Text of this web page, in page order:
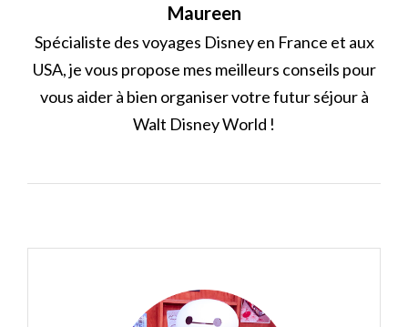
Maureen
Spécialiste des voyages Disney en France et aux
USA, je vous propose mes meilleurs conseils pour
vous aider à bien organiser votre futur séjour à
Walt Disney World !